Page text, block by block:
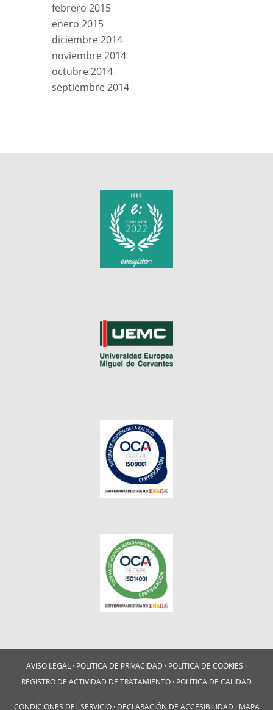
febrero 2015
enero 2015
diciembre 2014
noviembre 2014
octubre 2014
septiembre 2014
AVISO LEGAL · POLÍTICA DE PRIVACIDAD · POLÍTICA DE COOKIES ·
REGISTRO DE ACTIVIDAD DE TRATAMIENTO · POLÍTICA DE CALIDAD
CONDICIONES DEL SERVICIO· DECLARACIÓN DE ACCESIBILIDAD · MAPA